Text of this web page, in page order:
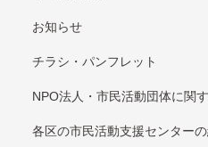
お知らせ
チラシ・パンフレット
NPO法⼈・市⺠活動団体に関
各区の市⺠活動⽀援センター